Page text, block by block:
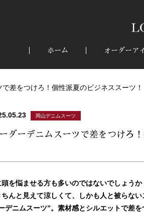
ホーム オーダーア
差をつけろ！個性派夏のビジネススーツ！
岡山デニムスーツ
ダーデニムスーツで差をつけろ
を悩ませる方も多いのではないでしょう
んと見えて涼しくて、しかも人と被らな
デニムスーツ”。素材感とシルエットで差